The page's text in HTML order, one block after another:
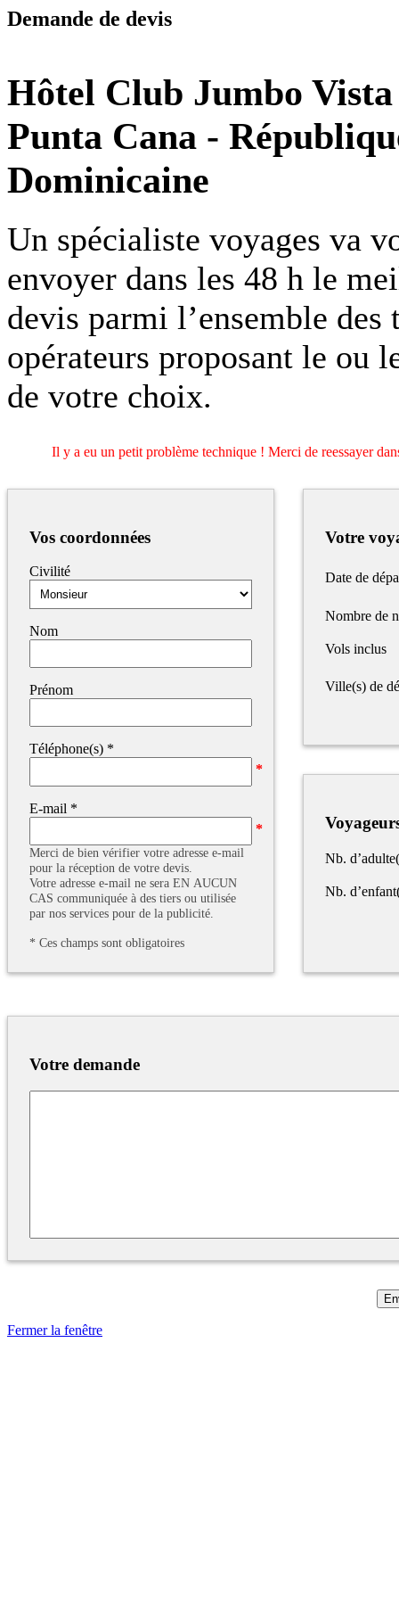
Demande de devis
Hôtel Club Jumbo Vista
Punta Cana -
Dominicaine
Un spécialiste voyages va
envoyer dans les 48 h le
devis parmi l’ensemble des
opérateurs proposant le ou
de votre choix.
Il y a eu un petit problème technique ! Merci de reessayer
Vos coordonnées
Civilité
Nom
Prénom
Téléphone(s) *
E-mail *
Merci de bien vérifier votre adresse e-mail
pour la réception de votre devis.
Votre adresse e-mail ne sera EN AUCUN
CAS communiquée à des tiers ou utilisée
par nos services pour de la publicité.
* Ces champs sont obligatoires
Votre
Date de
Nombre de
Vols inclus
Ville(s) de
Nb.
Nb.
Votre demande
Fermer la fenêtre